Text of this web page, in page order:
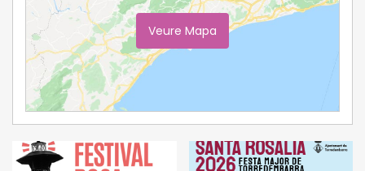
Veure Mapa